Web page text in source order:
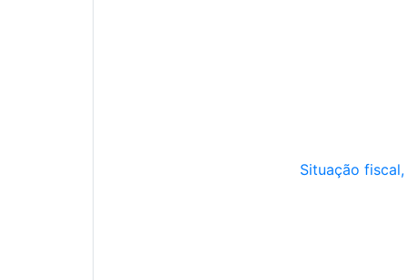
Situação